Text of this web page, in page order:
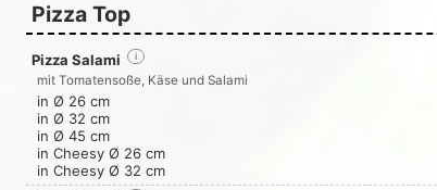
Pizza Top
Pizza Salami i
mit Tomatensoße, Käse und Salami
in Ø 26 cm
in Ø 32 cm
in Ø 45 cm
in Cheesy Ø 26 cm
in Cheesy Ø 32 cm